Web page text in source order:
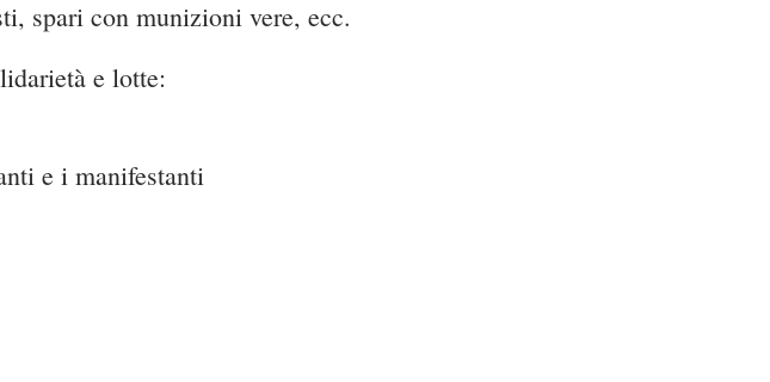
spari con munizioni vere, ecc.
e lotte:
e i manifestanti